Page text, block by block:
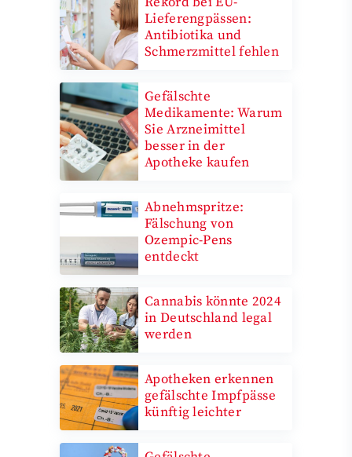
Lieferengpässen:
Antibiotika und
Schmerzmittel fehlen
Gefälschte
Medikamente: Warum
Sie Arzneimittel
besser in der
Apotheke kaufen
Abnehmspritze:
Fälschung von
Ozempic-Pens
entdeckt
Cannabis könnte 2024
in Deutschland legal
werden
Apotheken erkennen
gefälschte Impfpässe
künftig leichter